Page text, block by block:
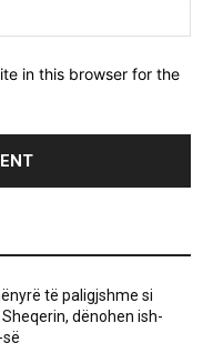
in this browser for the
të paligjshme si
dënohen ish-